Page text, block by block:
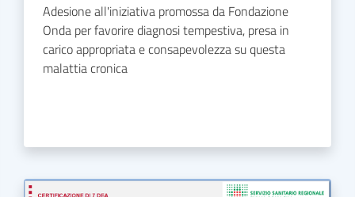
Adesione all'iniziativa promossa da Fondazione
Onda per favorire diagnosi tempestiva, presa in
carico appropriata e consapevolezza su questa
malattia cronica